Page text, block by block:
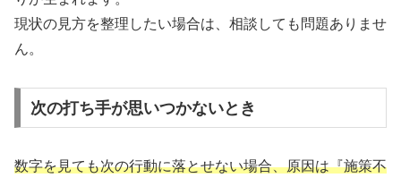
現状の見方を整理したい場合は、相談しても問題ありませ
ん。
次の打ち手が思いつかないとき
数字を見ても次の行動に落とせない場合、原因は『施策不